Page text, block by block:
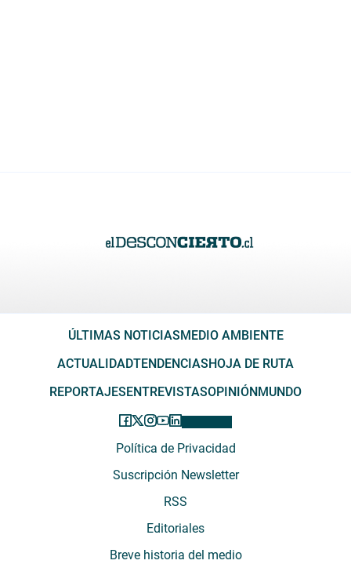
ÚLTIMAS NOTICIAS MEDIO AMBIENTE
ACTUALIDADTENDENCIAS HOJA DE RUTA
REPORTAJES ENTREVISTASOPINIÓN MUNDO
Política de Privacidad
Suscripción Newsletter
RSS
Editoriales
Breve historia del medio